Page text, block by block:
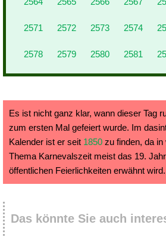
2571 2572 2573 2574
2578 2579 2580 2581
Es ist nicht ganz klar, wann dieser Tag
zum ersten Mal gefeiert wurde. Im
Kalender ist er seit 1850 zu finden, da
Thema Karnevalszeit meist das 19.
öffentlichen Feierlichkeiten erwähnt wird.
Das könnte Sie auch